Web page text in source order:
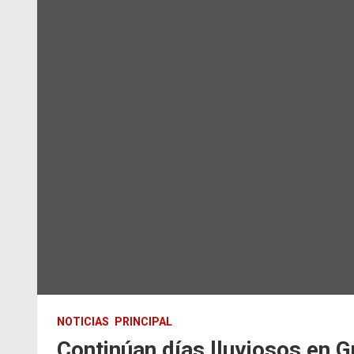
NOTICIAS PRINCIPAL